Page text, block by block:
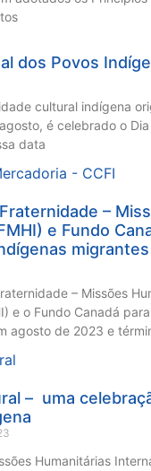
dos Povos
cultural indígena
é celebrado o
data
–
e Fundo
– Missões
e o Fundo Canadá
agosto de 2023 e
– uma
Humanitárias